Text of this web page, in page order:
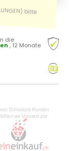
die
, 12 Monate